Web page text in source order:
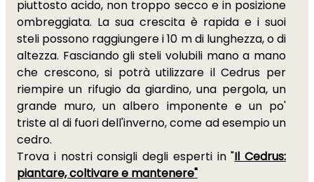
piuttosto acido, non troppo secco e in posizione
ombreggiata. La sua crescita è rapida e i suoi
steli possono raggiungere i 10 m di lunghezza, o di
altezza. Fasciando gli steli volubili mano a mano
che crescono, si potrà utilizzare il Cedrus per
riempire un rifugio da giardino, una pergola, un
grande muro, un albero imponente e un po'
triste al di fuori dell'inverno, come ad esempio un
cedro.
Trova i nostri consigli degli esperti in "Il Cedrus:
piantare, coltivare e mantenere"